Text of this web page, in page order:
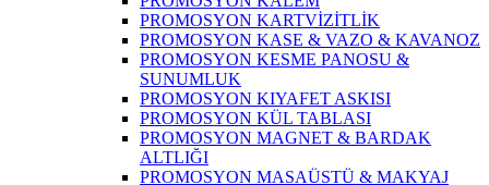
PROMOSYON KARTVİZİTLİK
PROMOSYON KASE & VAZO & KAVANOZ
PROMOSYON KESME PANOSU &
SUNUMLUK
PROMOSYON KIYAFET ASKISI
PROMOSYON KÜL TABLASI
PROMOSYON MAGNET & BARDAK
ALTLIĞI
PROMOSYON MASAÜSTÜ & MAKYAJ